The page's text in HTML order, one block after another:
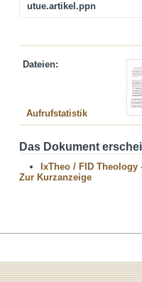
utue.artikel.ppn
Dateien:
Aufrufstatistik
Das Dokument
IxTheo / FID Theology
Zur Kurzanzeige